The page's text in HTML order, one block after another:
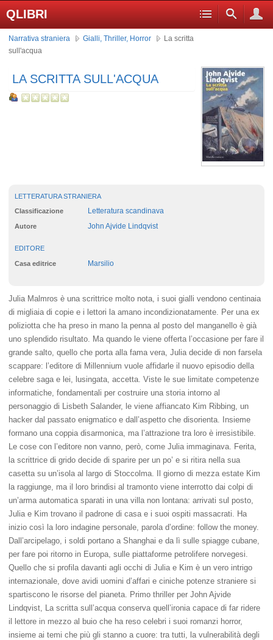
QLIBRI
Narrativa straniera Gialli, Thriller, Horror
La scritta
sull'acqua
LA SCRITTA SULL'ACQUA
LETTERATURA STRANIERA
Classificazione Letteratura scandinava
Autore John Ajvide Lindqvist
EDITORE
Casa editrice Marsilio
Julia Malmros è una scrittrice molto nota, i suoi gialli vendono centinaia
di migliaia di copie e i lettori la amano incondizionatamente. Per una ex
poliziotta che ha preso in mano la penna al posto del manganello è già
uno splendido risultato. Ma quando le viene offerta l’occasione per fare il
grande salto, quello che porta alla fama vera, Julia decide di non farsela
scappare: l’editore di Millennium vuole affidarle il nuovo episodio della
celebre saga e lei, lusingata, accetta. Viste le sue limitate competenze
informatiche, fondamentali per costruire una storia intorno al
personaggio di Lisbeth Salander, le viene affiancato Kim Ribbing, un
hacker dal passato enigmatico e dall’aspetto che disorienta. Insieme
formano una coppia disarmonica, ma l’attrazione tra loro è irresistibile.
Le cose con l’editore non vanno, però, come Julia immaginava. Ferita,
la scrittrice di grido decide di sparire per un po’ e si ritira nella sua
casetta su un’isola al largo di Stoccolma. Il giorno di mezza estate Kim
la raggiunge, ma il loro brindisi al tramonto viene interrotto dai colpi di
un’arma automatica sparati in una villa non lontana: arrivati sul posto,
Julia e Kim trovano il padrone di casa e i suoi ospiti massacrati. Ha
inizio così la loro indagine personale, parola d’ordine: follow the money.
Dall’arcipelago, i soldi portano a Shanghai e da lì sulle spiagge cubane,
per fare poi ritorno in Europa, sulle piattaforme petrolifere norvegesi.
Quello che si profila davanti agli occhi di Julia e Kim è un vero intrigo
internazionale, dove avidi uomini d’affari e ciniche potenze straniere si
spartiscono le risorse del pianeta. Primo thriller per John Ajvide
Lindqvist, La scritta sull’acqua conserva quell’ironia capace di far ridere
il lettore in mezzo al buio che ha reso celebri i suoi romanzi horror,
insieme ai temi che più gli stanno a cuore: tra tutti, la vulnerabilità degli